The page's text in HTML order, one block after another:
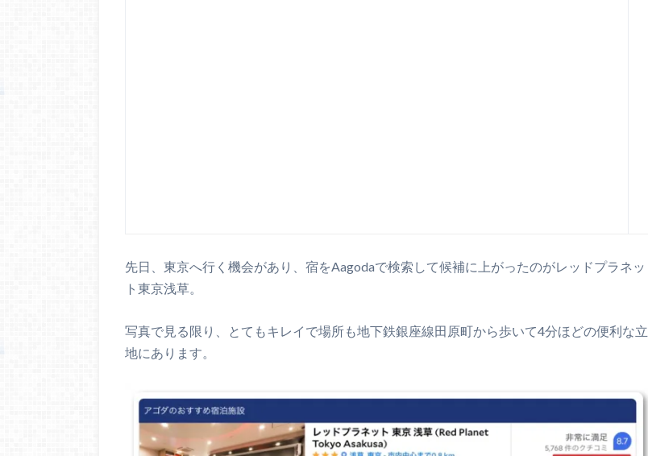
先日、東京へ行く機会があり、宿をAagodaで検索して候補に上がったのがレッドプラネッ
ト東京浅草。
写真で見る限り、とてもキレイで場所も地下鉄銀座線田原町から歩いて4分ほどの便利な立
地にあります。